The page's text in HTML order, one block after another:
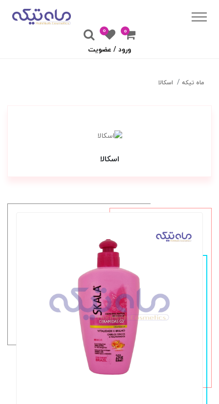
۰
0
ورود / عضویت
ماه تیکه اسکالا
اسکالا